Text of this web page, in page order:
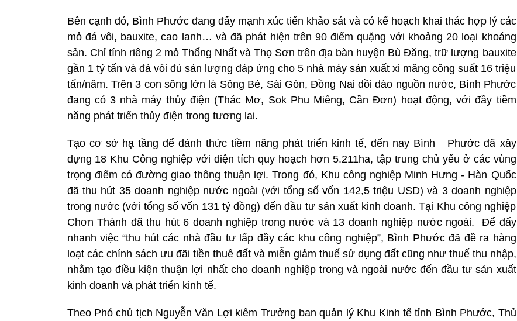
Bên cạnh đó, Bình Phước đang đẩy mạnh xúc tiến khảo sát và có kế hoạch khai thác hợp lý các
mỏ đá vôi, bauxite, cao lanh… và đã phát hiện trên 90 điểm quặng với khoảng 20 loại khoáng
sản. Chỉ tính riêng 2 mỏ Thống Nhất và Thọ Sơn trên địa bàn huyện Bù Đăng, trữ lượng bauxite
gần 1 tỷ tấn và đá vôi đủ sản lượng đáp ứng cho 5 nhà máy sản xuất xi măng công suất 16 triệu
tấn/năm. Trên 3 con sông lớn là Sông Bé, Sài Gòn, Đồng Nai dồi dào nguồn nước, Bình Phước
đang có 3 nhà máy thủy điện (Thác Mơ, Sok Phu Miêng, Cần Đơn) hoạt động, với đầy tiềm
năng phát triển thủy điện trong tương lai.
Tạo cơ sở hạ tầng để đánh thức tiềm năng phát triển kinh tế, đến nay Bình
Phước đã xây
dựng 18 Khu Công nghiệp với diện tích quy hoạch hơn 5.211ha, tập trung chủ yếu ở các vùng
trọng điểm có đường giao thông thuận lợi. Trong đó, Khu công nghiệp Minh Hưng - Hàn Quốc
đã thu hút 35 doanh nghiệp nước ngoài (với tổng số vốn 142,5 triệu USD) và 3 doanh nghiệp
trong nước (với tổng số vốn 131 tỷ đồng) đến đầu tư sản xuất kinh doanh. Tại Khu công nghiệp
Chơn Thành đã thu hút 6 doanh nghiệp trong nước và 13 doanh nghiệp nước ngoài.
Để đẩy
nhanh việc “thu hút các nhà đầu tư lấp đầy các khu công nghiệp”, Bình Phước đã đề ra hàng
loạt các chính sách ưu đãi tiền thuê đất và miễn giảm thuế sử dụng đất cũng như thuế thu nhập,
nhằm tạo điều kiện thuận lợi nhất cho doanh nghiệp trong và ngoài nước đến đầu tư sản xuất
kinh doanh và phát triển kinh tế.
Theo Phó chủ tịch Nguyễn Văn Lợi kiêm Trưởng ban quản lý Khu Kinh tế tỉnh Bình Phước, Thủ